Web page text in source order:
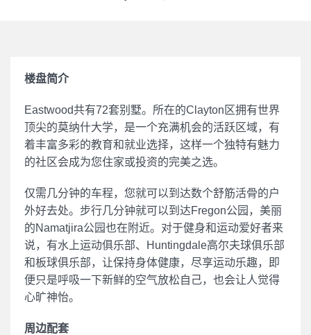
楼盘简介
Eastwood共有72套别墅。所在的Clayton区拥有世界
顶尖的莫纳什大学，是一个充满机会的活跃区域，有
着丰富多彩的教育和就业选择，这样一个独特有魅力
的社区会成为您住家或投资的完美之选。
仅需几分钟的车程，您就可以到达数个舒筋活骨的户
外好去处。步行几分钟就可以到达Fregon公园，美丽
的Namatjira公园也在附近。对于健身和运动爱好者来
说，有水上运动俱乐部、Huntingdale高尔夫球俱乐部
和板球俱乐部，让保持身体健康，尽享运动乐趣，即
便只是呼吸一下新鲜的空气放松自己，也会让人觉得
心旷神怡。
周边配套